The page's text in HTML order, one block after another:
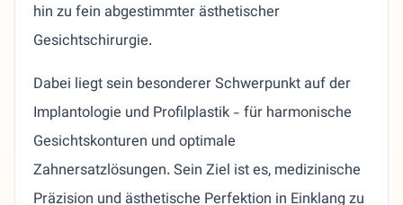
hin zu fein abgestimmter ästhetischer
Gesichtschirurgie.
Dabei liegt sein besonderer Schwerpunkt auf der
Implantologie und Profilplastik - für harmonische
Gesichtskonturen und optimale
Zahnersatzlösungen. Sein Ziel ist es, medizinische
Präzision und ästhetische Perfektion in Einklang zu